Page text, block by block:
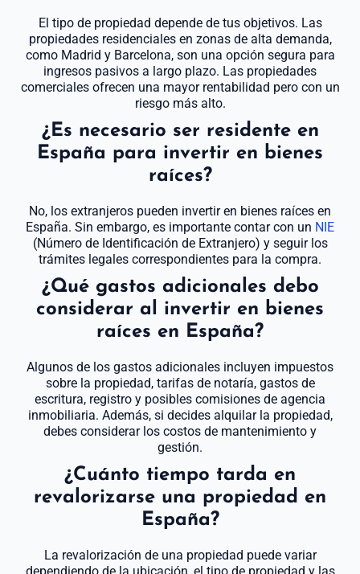
El tipo de propiedad depende de tus objetivos. Las
propiedades residenciales en zonas de alta demanda,
como Madrid y Barcelona, son una opción segura para
ingresos pasivos a largo plazo. Las propiedades
comerciales ofrecen una mayor rentabilidad pero con un
riesgo más alto.
¿Es necesario ser residente en
España para invertir en bienes
raíces?
No, los extranjeros pueden invertir en bienes raíces en
España. Sin embargo, es importante contar con un NIE
(Número de Identificación de Extranjero) y seguir los
trámites legales correspondientes para la compra.
¿Qué gastos adicionales debo
considerar al invertir en bienes
raíces en España?
Algunos de los gastos adicionales incluyen impuestos
sobre la propiedad, tarifas de notaría, gastos de
escritura, registro y posibles comisiones de agencia
inmobiliaria. Además, si decides alquilar la propiedad,
debes considerar los costos de mantenimiento y
gestión.
¿Cuánto tiempo tarda en
revalorizarse una propiedad en
España?
La revalorización de una propiedad puede variar